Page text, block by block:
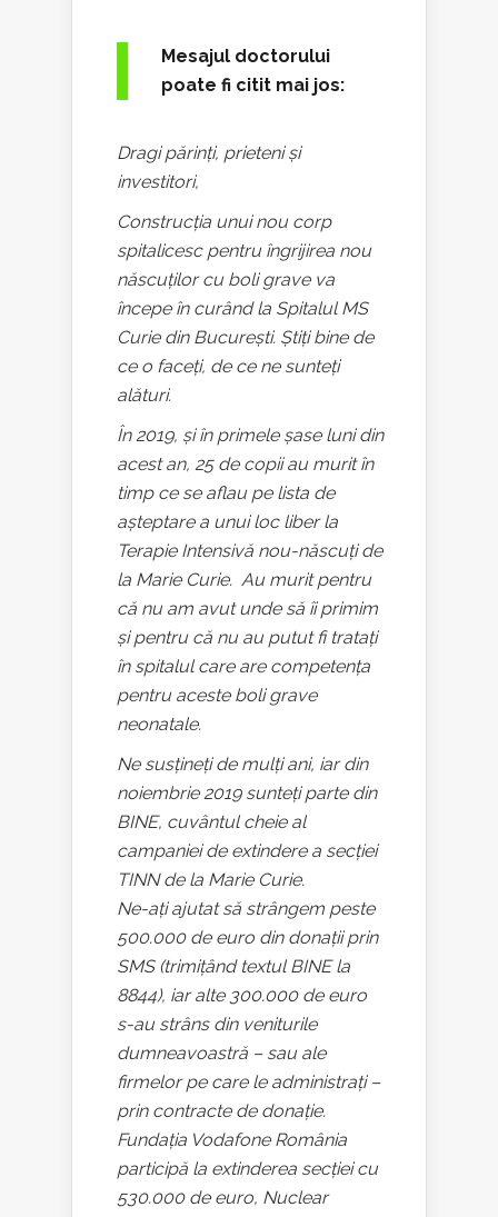
Mesajul doctorului
poate fi citit mai jos:
Dragi părinți, prieteni și
investitori,
Construcția unui nou corp
spitalicesc pentru îngrijirea nou
născuților cu boli grave va
începe în curând la Spitalul MS
Curie din București. Știți bine de
ce o faceți, de ce ne sunteți
alături.
În 2019, și în primele șase luni din
acest an, 25 de copii au murit în
timp ce se aflau pe lista de
așteptare a unui loc liber la
Terapie Intensivă nou-născuți de
la Marie Curie. Au murit pentru
că nu am avut unde să îi primim
și pentru că nu au putut fi tratați
în spitalul care are competența
pentru aceste boli grave
neonatale.
Ne susțineți de mulți ani, iar din
noiembrie 2019 sunteți parte din
BINE, cuvântul cheie al
campaniei de extindere a secției
TINN de la Marie Curie.
Ne-ați ajutat să strângem peste
500.000 de euro din donații prin
SMS (trimițând textul BINE la
8844), iar alte 300.000 de euro
s-au strâns din veniturile
dumneavoastră – sau ale
firmelor pe care le administrați –
prin contracte de donație.
Fundația Vodafone România
participă la extinderea secției cu
530.000 de euro, Nuclear